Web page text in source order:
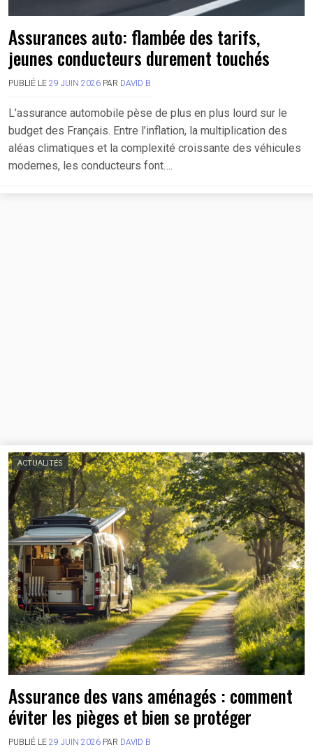
Assurances auto: flambée des tarifs,
jeunes conducteurs durement touchés
PUBLIÉ LE 29 JUIN 2026 PAR DAVID B
L’assurance automobile pèse de plus en plus lourd sur le
budget des Français. Entre l’inflation, la multiplication des
aléas climatiques et la complexité croissante des véhicules
modernes, les conducteurs font….
ACTUALITÉS
Assurance des vans aménagés : comment
éviter les pièges et bien se protéger
PUBLIÉ LE 29 JUIN 2026 PAR DAVID B